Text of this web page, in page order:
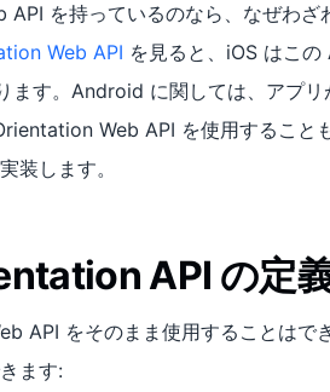
API を持っているのなら、なぜわ
Web API を見ると、iOS はこ
ます。Android に関しては、アプ
Web API を使用すること
装します。
API の定
API をそのまま使用することはで
ます: